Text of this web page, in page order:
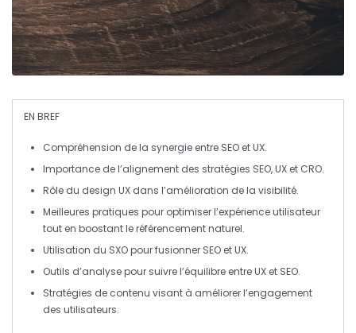
EN BREF
Compréhension de la synergie entre SEO etUX.
Importance de l’alignement des stratégies SEO,UX et CRO.
Rôle du design UX dans l’amélioration de la visibilité.
Meilleures pratiques pour optimiser l’expérience utilisateur
tout en boostant leréférencement naturel.
Utilisation du SXOpour fusionner SEO etUX.
Outils d’analyse pour suivre l’équilibre entreUX et SEO.
Stratégies de contenu visant à améliorer l’engagement
des utilisateurs.